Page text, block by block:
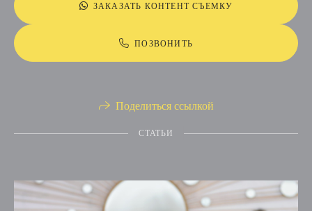
ЗАКАЗАТЬ КОНТЕНТ СЪЕМКУ
ПОЗВОНИТЬ
Поделиться ссылкой
СТАТЬИ